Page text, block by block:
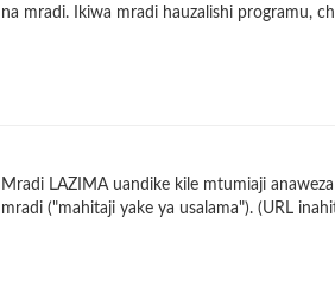
na mradi. Ikiwa mradi hauzalishi programu,
Mradi LAZIMA uandike kile mtumiaji
mradi ("mahitaji yake ya usalama"). (URL